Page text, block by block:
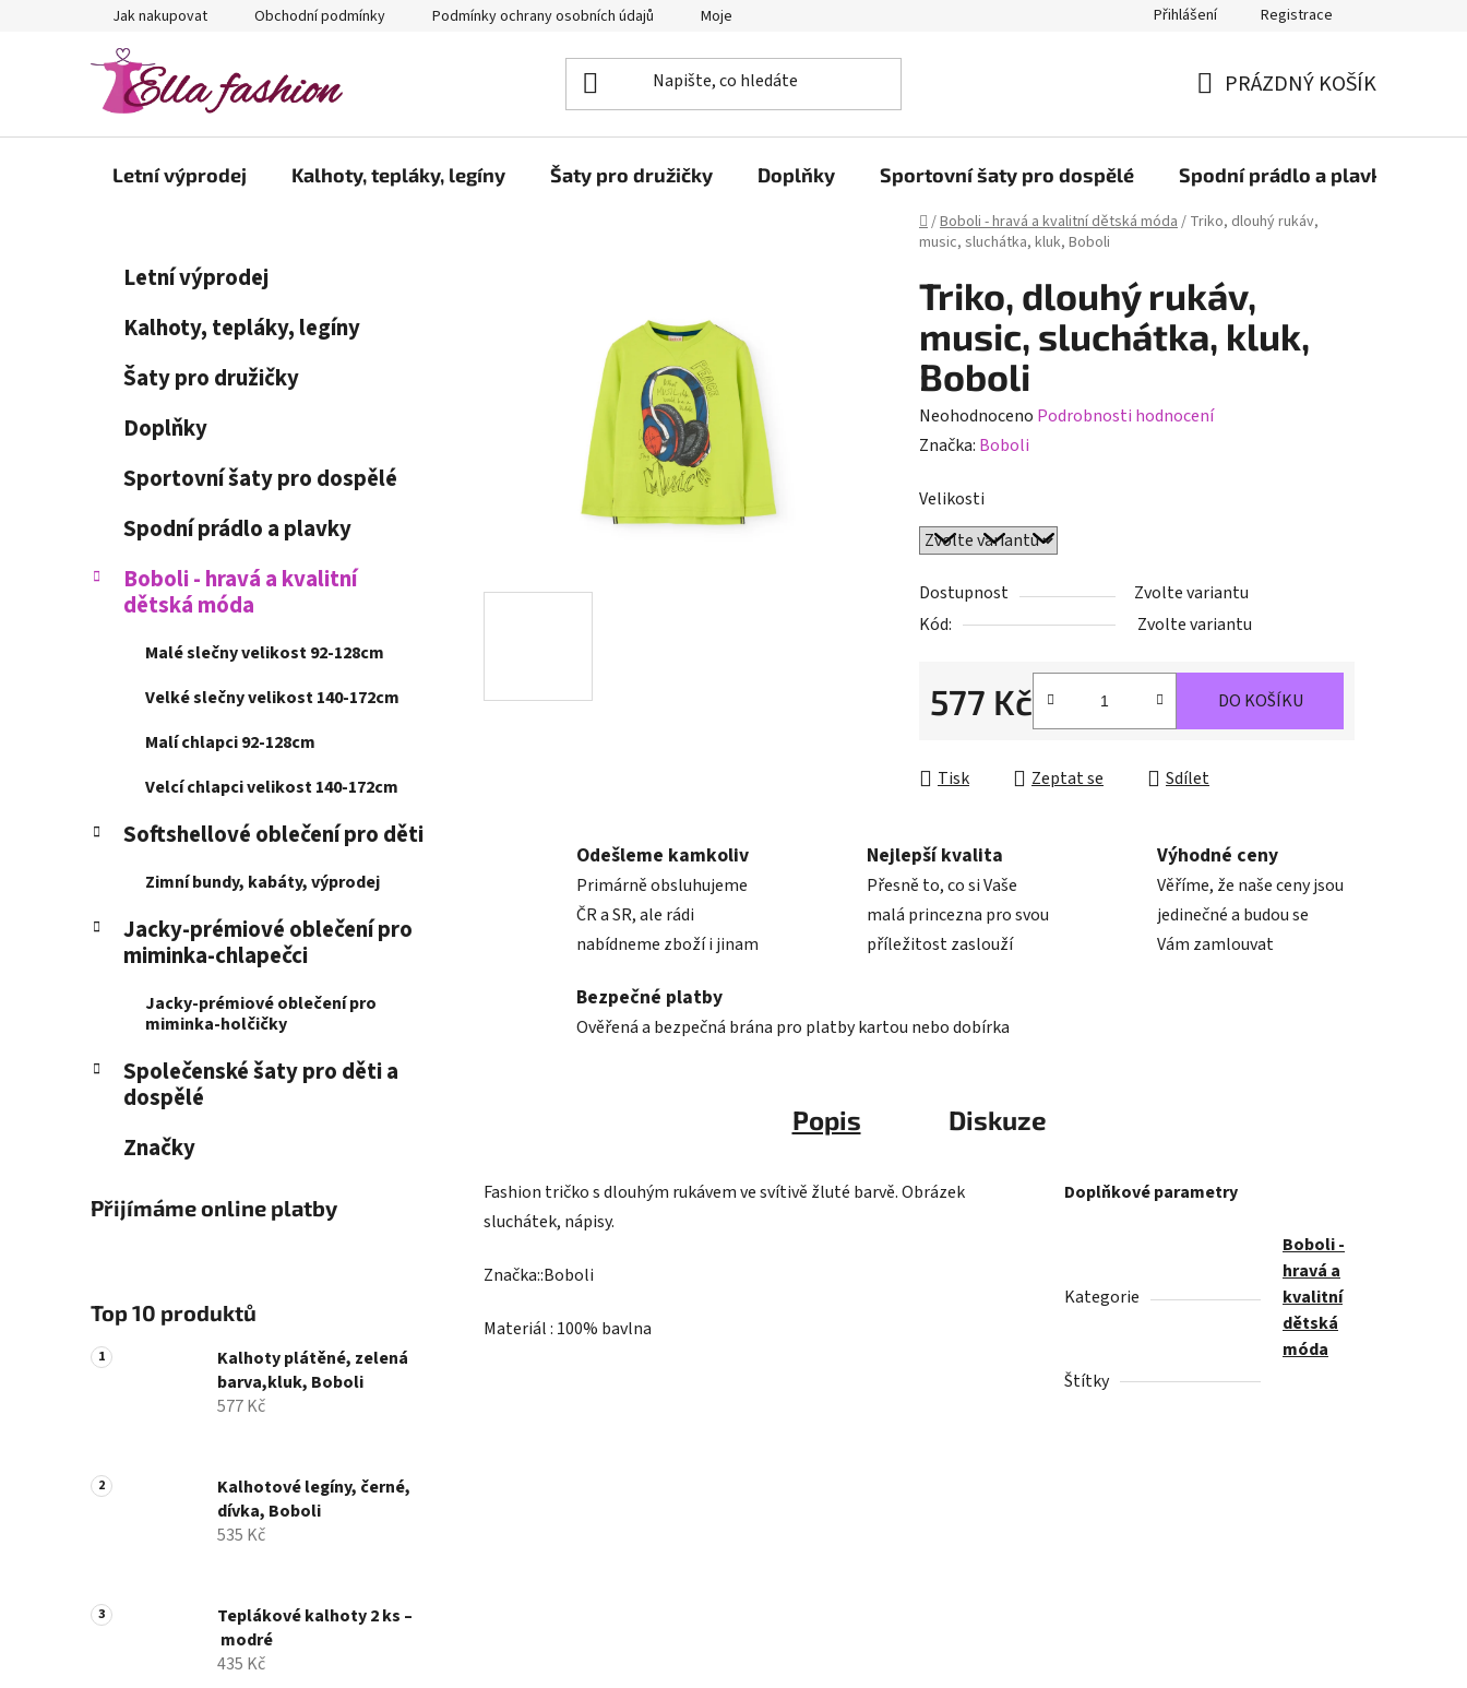
Jak nakupovat Obchodní podmínky Podmínky ochrany osobních údajů Moje objednávka Přihlášení Registrace
KOŠÍK
PRÁZDNÝ KOŠÍK
Letní výprodej Kalhoty, tepláky, legíny Šaty pro družičky Doplňky Sportovní šaty pro dospělé Spodní prádlo a plavky
Domů
/Boboli - hravá a kvalitní dětská móda/ Triko, dlouhý rukáv,
music, sluchátka, kluk, Boboli
n
Přeskočit
kategorie
Letní výprodej
Kalhoty, tepláky, legíny
Šaty pro družičky
Doplňky
Sportovní šaty pro dospělé
Spodní prádlo a plavky
Boboli - hravá a kvalitní
dětská móda
Malé slečny velikost 92-128cm
Velké slečny velikost 140-172cm
Malí chlapci 92-128cm
Velcí chlapci velikost 140-172cm
Softshellové oblečení pro děti
Zimní bundy, kabáty, výprodej
Jacky-prémiové oblečení pro
miminka-chlapečci
Jacky-prémiové oblečení pro
miminka-holčičky
Společenské šaty pro děti a
dospělé
Značky
Přijímáme online platby
Top 10 produktů
Kalhoty plátěné, zelená
barva,kluk, Boboli
577 Kč
Kalhotové legíny, černé,
dívka, Boboli
535 Kč
Teplákové kalhoty 2 ks –
modré
435 Kč
Triko, dlouhý rukáv,
music, sluchátka, kluk,
Boboli
Průměrné
hodnocení
je
0,0
z
5
hvězdiček.
Neohodnoceno Podrobnosti hodnocení
Značka: Boboli
Velikosti
Dostupnost
Zvolte variantu
Kód:
Zvolte variantu
577 Kč DO KOŠÍKU
Tisk Zeptat se Sdílet
Odešleme kamkoliv
Primárně obsluhujeme
ČR a SR, ale rádi
nabídneme zboží i jinam
Nejlepší kvalita
Přesně to, co si Vaše
malá princezna pro svou
příležitost zaslouží
Výhodné ceny
Věříme, že naše ceny jsou
jedinečné a budou se
Vám zamlouvat
Bezpečné platby
Ověřená a bezpečná brána pro platby kartou nebo dobírka
Popis Diskuze
Fashion tričko s dlouhým rukávem ve svítivě žluté barvě. Obrázek
sluchátek, nápisy.
Značka::Boboli
Materiál : 100% bavlna
Doplňkové parametry
Kategorie
Boboli -
hravá a
kvalitní
dětská
móda
Štítky